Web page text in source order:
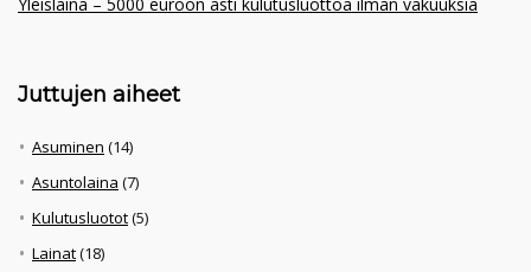
Juttujen aiheet
Asuminen (14)
Asuntolaina (7)
Kulutusluotot(5)
Lainat(18)